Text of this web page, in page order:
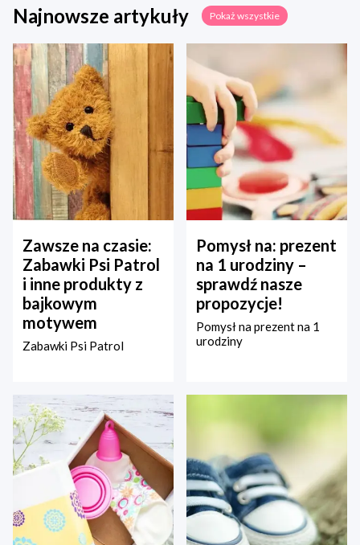
Najnowsze artykuły Pokaż wszystkie
Zawsze na czasie:
Zabawki Psi Patrol
i inne produkty z
bajkowym
motywem
Zabawki Psi Patrol
Pomysł na: prezent
na 1 urodziny –
sprawdź nasze
propozycje!
Pomysł na prezent na 1
urodziny